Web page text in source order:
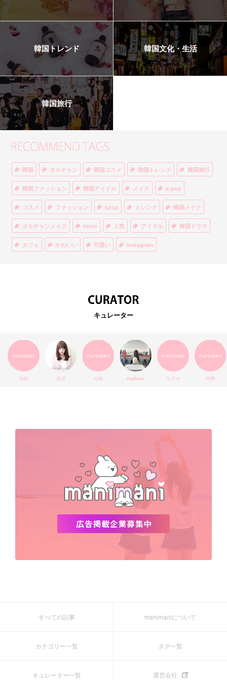
キュレーター
치타 요꼬 사라 madoka リファ 마쮸
韓国トレンド 韓国文化・生活
韓国旅行
韓国 オルチャン 韓国コスメ 韓国トレンド 韓国旅行
韓国ファッション 韓国アイドル メイク k-pop
コスメ ファッション kpop トレンド 韓国メイク
オルチャンメイク twice 人気 アイドル 韓国ドラマ
カフェ かわいい 可愛い Instagram
ダイエット stylekorean
韓国グルメ スタイルコリアン
インスタグラム SEVENTEEN セルカ おしゃれ
エチュードハウス 防弾少年団 アプリ 韓国料理
コラボ YouTube 少女時代 SNS映え アイシャドウ
すべての記事 manimaniについて
カテゴリー一覧 タグ一覧
キュレーター一覧 運営会社